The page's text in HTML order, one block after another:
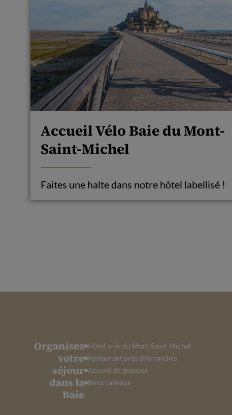
Accueil Vélo Baie du Mont-
Saint-Michel
Faites une halte dans notre hôtel labellisé !
Organisez
votre
séjour
dans la
Baie
Hôtel près du Mont Saint-Michel
Restaurant près d'Avranches
Accueil de groupes
Bons cadeaux